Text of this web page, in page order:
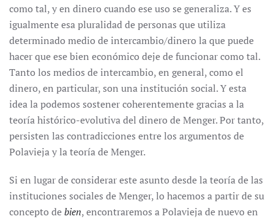
como tal, y en dinero cuando ese uso se generaliza. Y es
igualmente esa pluralidad de personas que utiliza
determinado medio de intercambio/dinero la que puede
hacer que ese bien económico deje de funcionar como tal.
Tanto los medios de intercambio, en general, como el
dinero, en particular, son una institución social. Y esta
idea la podemos sostener coherentemente gracias a la
teoría histórico-evolutiva del dinero de Menger. Por tanto,
persisten las contradicciones entre los argumentos de
Polavieja y la teoría de Menger.
Si en lugar de considerar este asunto desde la teoría de las
instituciones sociales de Menger, lo hacemos a partir de su
concepto debien, encontraremos a Polavieja de nuevo en